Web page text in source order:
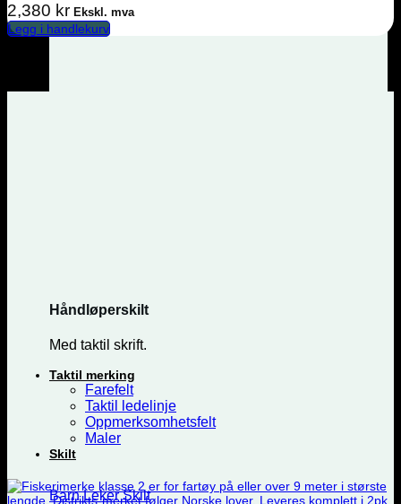
Håndløperskilt
Med taktil skrift.
Taktil merking
Farefelt
Taktil ledelinje
Oppmerksomhetsfelt
Maler
Skilt
Barn Leker Skilt
2,380 kr Ekskl. mva
Legg i handlekurv